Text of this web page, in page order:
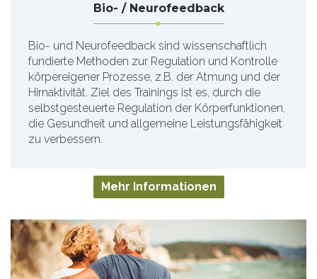
Bio- / Neurofeedback
Bio- und Neurofeedback sind wissenschaftlich
fundierte Methoden zur Regulation und Kontrolle
körpereigener Prozesse, z.B. der Atmung und der
Hirnaktivität. Ziel des Trainings ist es, durch die
selbstgesteuerte Regulation der Körperfunktionen,
die Gesundheit und allgemeine Leistungsfähigkeit
zu verbessern.
Mehr Informationen